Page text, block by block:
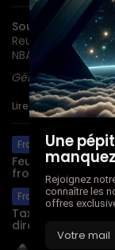
Sources :
WSJ,
Reuters, Axios,
NBA.com, NYT,
Généré par
Lire aussi :
France
Feux en Gironde
front des...
France
Taxe petits colis :
direction poubelle
Une
Rejoignez
connaître les
offres